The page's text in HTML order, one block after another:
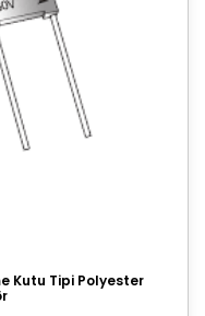
Kutu Tipi Polyester